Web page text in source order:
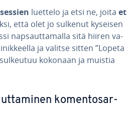
luettelo ja etsi ne, joita et
että olet jo sulkenut kyseisen
nap­saut­ta­mal­la sitä hiiren va­
ja valitse sitten ”Lopeta
kokonaan ja muistia
ko­men­to­sar­